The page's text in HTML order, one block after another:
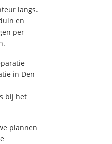
langs.
en
per
in Den
bij het
plannen